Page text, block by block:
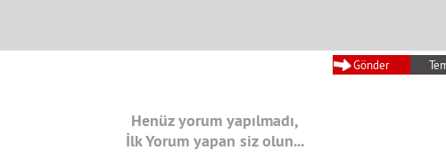
Henüz yorum yapılmadı,
İlk Yorum yapan siz olun...